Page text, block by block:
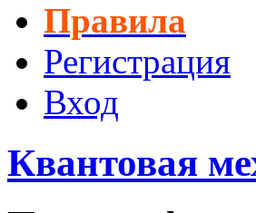
Правила
Регистрация
Вход
Квантовая